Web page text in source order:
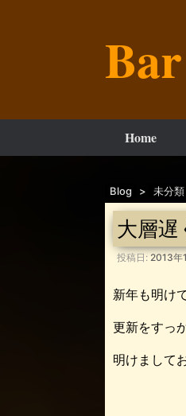
Home
Blog > 未分類
大層遅
投稿日: 2013年
新年も明け
更新をすっ
明けまして